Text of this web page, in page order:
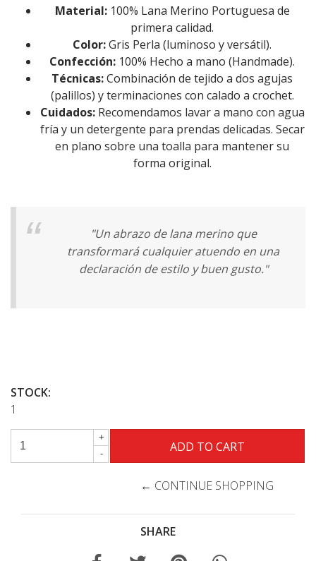
Material:100% Lana Merino Portuguesa de
primera calidad.
Color:Gris Perla (luminoso y versátil).
Confección: 100% Hecho a mano (Handmade).
Técnicas:Combinación de tejido a dos agujas
(palillos) y terminaciones con calado a crochet.
Cuidados:Recomendamos lavar a mano con agua
fría y un detergente para prendas delicadas. Secar
en plano sobre una toalla para mantener su
forma original.
"Un abrazo de lana merino que
transformará cualquier atuendo en una
declaración de estilo y buen gusto."
STOCK:
1
+
-
← CONTINUE SHOPPING
SHARE